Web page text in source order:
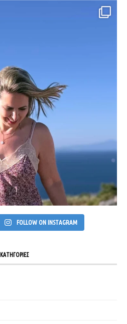
FOLLOW ON INSTAGRAM
ΚΑΤΗΓΟΡΙΕΣ